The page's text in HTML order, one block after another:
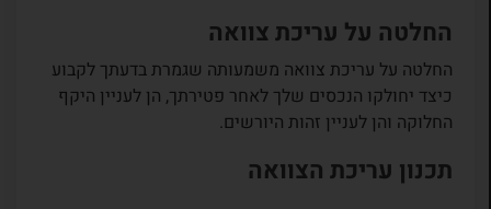
החלטה על עריכת צוואה
החלטה על עריכת צוואה משמעותה שגמרת בדעתך לקבוע
כיצד יחולקו הנכסים שלך לאחר פטירתך, הן לעניין היקף
החלוקה והן לעניין זהות היורשים.
תכנון עריכת הצוואה